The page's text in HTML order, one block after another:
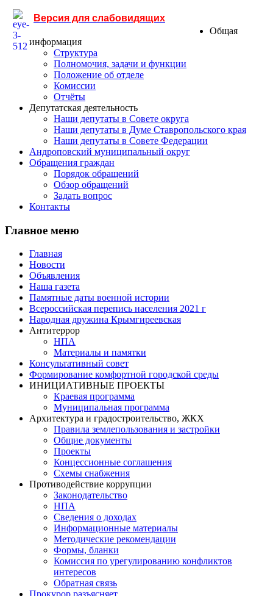
Версия для слабовидящих
Общая
информация
Структура
Полномочия, задачи и функции
Положение об отделе
Комиссии
Отчёты
Депутатская деятельность
Наши депутаты в Совете округа
Наши депутаты в Думе Ставропольского края
Наши депутаты в Совете Федерации
Андроповский муниципальный округ
Обращения граждан
Порядок обращений
Обзор обращений
Задать вопрос
Контакты
Главное меню
Главная
Новости
Объявления
Наша газета
Памятные даты военной истории
Всероссийская перепись населения 2021 г
Народная дружина Крымгиреевская
Антитеррор
НПА
Материалы и памятки
Консультативный совет
Формирование комфортной городской среды
ИНИЦИАТИВНЫЕ ПРОЕКТЫ
Краевая программа
Муниципальная программа
Архитектура и градостроительство, ЖКХ
Правила землепользования и застройки
Общие документы
Проекты
Концессионные соглашения
Схемы снабжения
Противодействие коррупции
Законодательство
НПА
Сведения о доходах
Информационные материалы
Методические рекомендации
Формы, бланки
Комиссия по урегулированию конфликтов
интересов
Обратная связь